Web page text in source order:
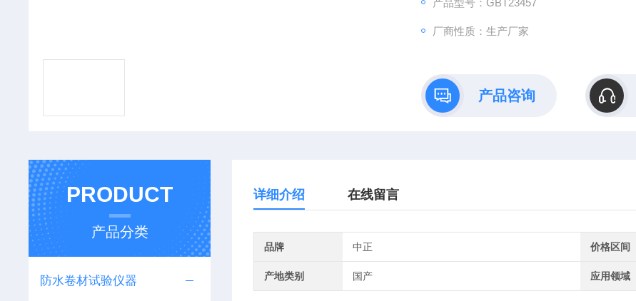
产品型号：GBT23457
厂商性质：生产厂家
产品咨询
PRODUCT
产品分类
防水卷材试验仪器
详细介绍 在线留言
品牌 中正 价格区间
产地类别 国产 应用领域